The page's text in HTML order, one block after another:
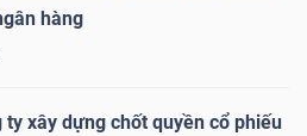
hàng
ty xây dựng chốt quyền cổ phiếu